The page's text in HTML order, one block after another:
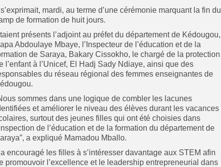
s’exprimait, mardi, au terme d’une cérémonie marquant la fin du
de formation de huit jours.
présents l’adjoint au préfet du département de Kédougou,
Abdoulaye Mbaye, l’Inspecteur de l’éducation et de la
de Saraya, Bakary Cissokho, le chargé de la protection
l’enfant à l’Unicef, El Hadj Sady Ndiaye, ainsi que des
du réseau régional des femmes enseignantes de
sommes dans une logique de combler les lacunes
et améliorer le niveau des élèves durant les vacances
surtout des jeunes filles qui ont été choisies dans
de l’éducation et de la formation du département de
a expliqué Mamadou Mballo.
a encouragé les filles à s’intéresser davantage aux STEM afin
promouvoir l’excellence et le leadership entrepreneurial dans